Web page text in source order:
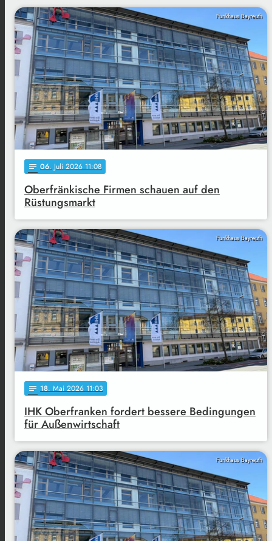
Funkhaus Bayreuth
notes 06. Juli 2026 11:08
Oberfränkische Firmen schauen auf den
Rüstungsmarkt
Funkhaus Bayreuth
notes 18. Mai 2026 11:03
IHK Oberfranken fordert bessere Bedingungen
für Außenwirtschaft
Funkhaus Bayreuth